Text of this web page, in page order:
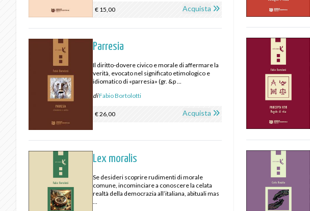
€ 15,00 Acquista
Parresia
Il diritto-dovere civico e morale di affermare la
verità, evocato nel significato etimologico e
idiomatico di «parresia» (gr. &p ...
diFabio Bortolotti
€ 26,00 Acquista
Lex moralis
Se desideri scoprire rudimenti di morale
comune, incominciare a conoscere la celata
realtà della democrazia all’italiana, abituali mas